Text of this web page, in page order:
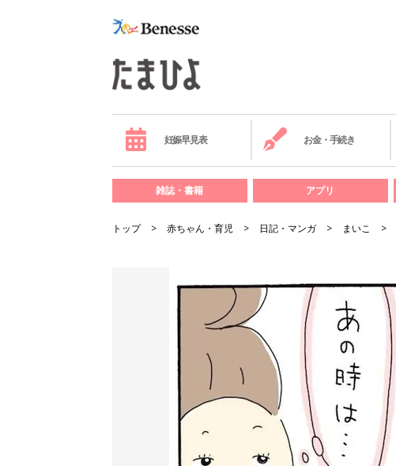
妊娠早見表 お金・手続き
雑誌・書籍 アプリ
トップ 赤ちゃん・育児 日記・マンガ まいこ